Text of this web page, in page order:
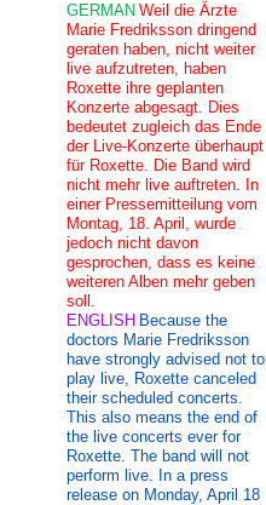
GERMAN Weil die Ärzte
Marie Fredriksson dringend
geraten haben, nicht weiter
live aufzutreten, haben
Roxette ihre geplanten
Konzerte abgesagt. Dies
bedeutet zugleich das Ende
der Live-Konzerte überhaupt
für Roxette. Die Band wird
nicht mehr live auftreten. In
einer Pressemitteilung vom
Montag, 18. April, wurde
jedoch nicht davon
gesprochen, dass es keine
weiteren Alben mehr geben
soll.
ENGLISH Because the
doctors Marie Fredriksson
have strongly advised not to
play live, Roxette canceled
their scheduled concerts.
This also means the end of
the live concerts ever for
Roxette. The band will not
perform live. In a press
release on Monday, April 18